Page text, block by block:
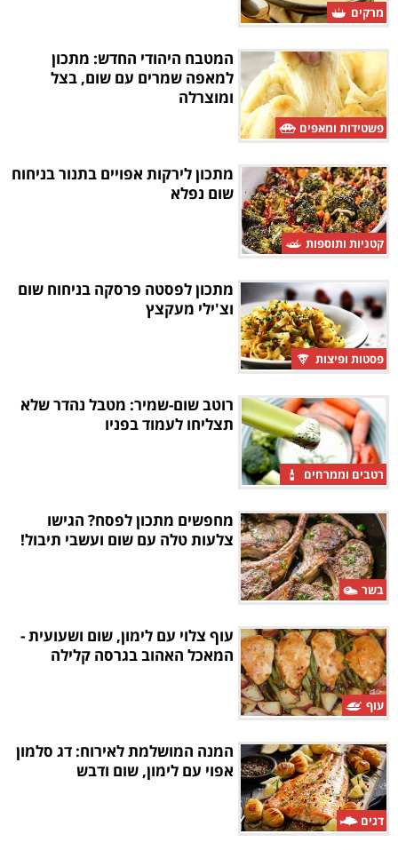
מרקים
פשטידות ומאפים
המטבח היהודי החדש: מתכון
למאפה שמרים עם שום, בצל
ומוצרלה
קטניות ותוספות
מתכון לירקות אפויים בתנור בניחוח
שום נפלא
פסטות ופיצות
מתכון לפסטה פרסקה בניחוח שום
וצ'ילי מעקצץ
רטבים וממרחים
רוטב שום-שמיר: מטבל נהדר שלא
תצליחו לעמוד בפניו
בשר
מחפשים מתכון לפסח? הגישו
צלעות טלה עם שום ועשבי תיבול!
עוף
עוף צלוי עם לימון, שום ושעועית -
המאכל האהוב בגרסה קלילה
דגים
המנה המושלמת לאירוח: דג סלמון
אפוי עם לימון, שום ודבש